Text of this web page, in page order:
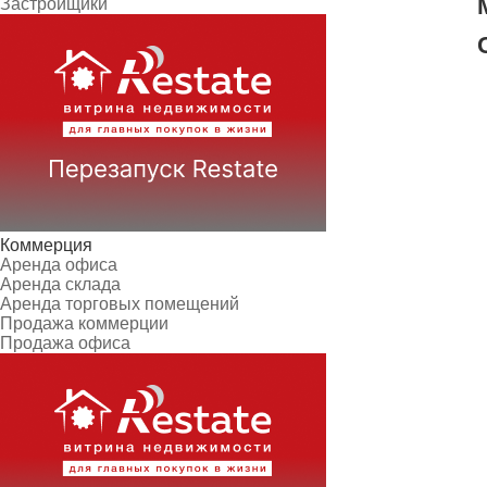
Застройщики
Коммерция
Аренда офиса
Аренда склада
Аренда торговых помещений
Продажа коммерции
Продажа офиса